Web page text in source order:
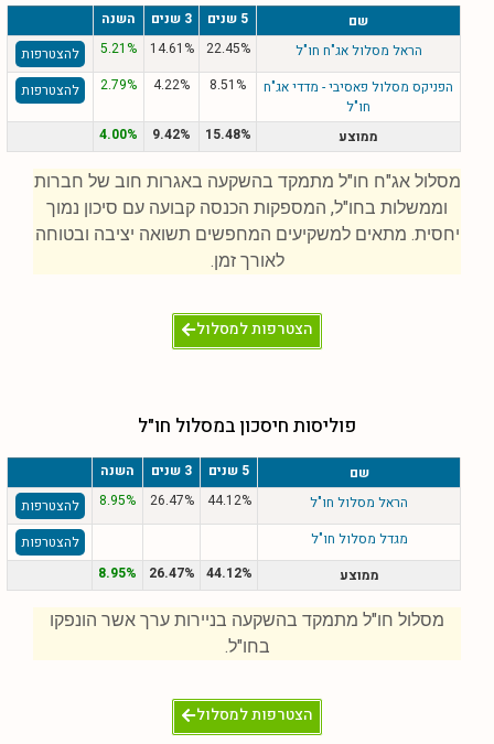
שם 5 שנים 3 שנים
השנה
הראל מסלול אג"ח חו"ל
22.45%
14.61%
5.21%
להצטרפות
הפניקס מסלול פאסיבי - מדדי אג"ח
חו"ל
8.51%
4.22%
2.79% להצטרפות
ממוצע 15.48%
9.42%
4.00%
מסלול אג"ח חו"ל מתמקד בהשקעה באגרות חוב של חברות
וממשלות בחו"ל, המספקות הכנסה קבועה עם סיכון נמוך
יחסית. מתאים למשקיעים המחפשים תשואה יציבה ובטוחה
לאורך זמן.
הצטרפות למסלול
פוליסות חיסכון במסלול חו"ל
שם 5 שנים 3 שנים
השנה
הראל מסלול חו"ל
44.12%
26.47%
8.95%
להצטרפות
מגדל מסלול חו"ל
להצטרפות
ממוצע
44.12%
26.47%
8.95%
מסלול חו"ל מתמקד בהשקעה בניירות ערך אשר הונפקו
בחו"ל.
הצטרפות למסלול